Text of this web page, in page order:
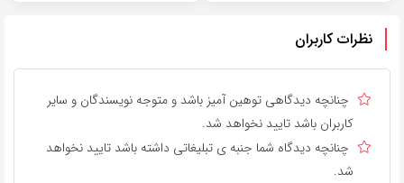
نظرات کاربران
چنانچه دیدگاهی توهین آمیز باشد و متوجه نویسندگان و سایر
کاربران باشد تایید نخواهد شد.
چنانچه دیدگاه شما جنبه ی تبلیغاتی داشته باشد تایید نخواهد
شد.